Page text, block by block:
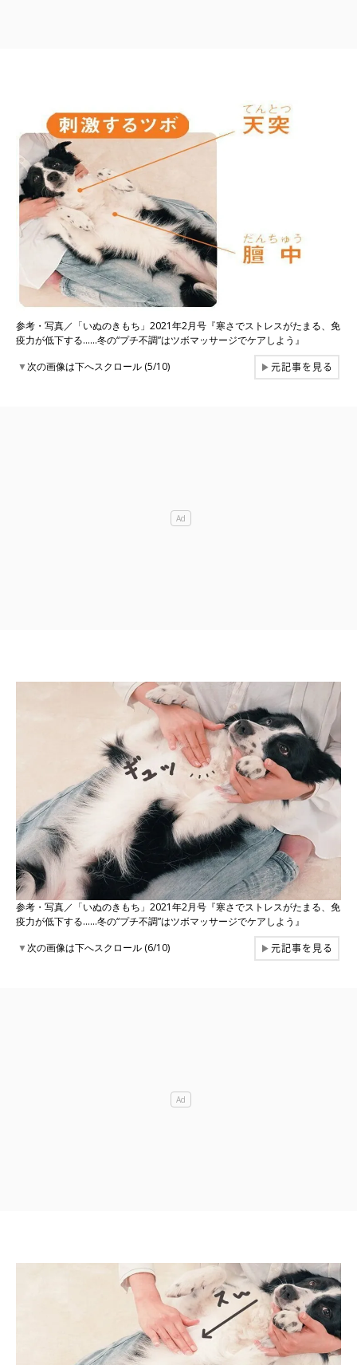
参考・写真／「いぬのきもち」2021年2月号『寒さでストレスがたまる、免
疫力が低下する……冬の“プチ不調”はツボマッサージでケアしよう』
▼次の画像は下へスクロール (5/10) ▶元記事を見る
参考・写真／「いぬのきもち」2021年2月号『寒さでストレスがたまる、免
疫力が低下する……冬の“プチ不調”はツボマッサージでケアしよう』
▼次の画像は下へスクロール (6/10) ▶元記事を見る